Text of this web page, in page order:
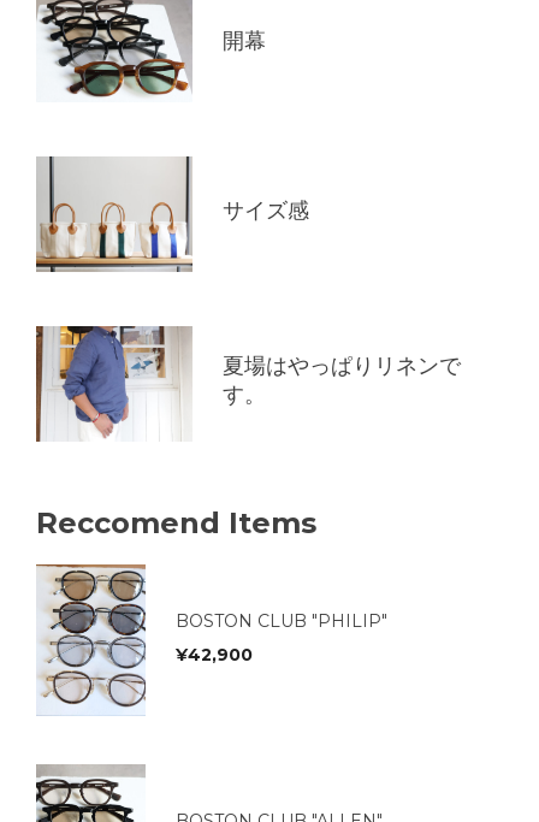
開幕
サイズ感
夏場はやっぱりリネンで
す。
Reccomend Items
BOSTON CLUB "PHILIP"
¥42,900